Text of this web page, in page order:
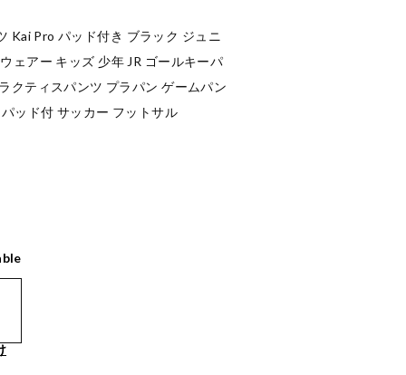
Kai Pro パッド付き ブラック ジュニ
ェアー キッズ 少年 JR ゴールキーパ
クティスパンツ プラパン ゲームパン
ッド付 サッカー フットサル